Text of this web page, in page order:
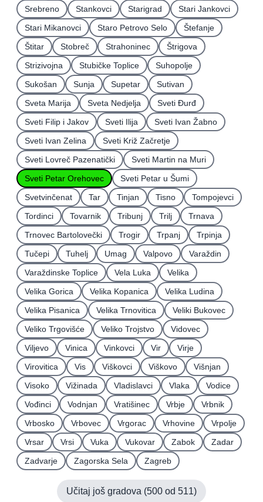
Srebreno
Stankovci Starigrad
Stari Jankovci
Stari Mikanovci
Staro Petrovo Selo
Štefanje
Štitar
Stobreč Strahoninec
Štrigova
Strizivojna
Stubičke Toplice
Suhopolje
Sukošan
Sunja Supetar
Sutivan
Sveta Marija
Sveta Nedjelja
Sveti Ðurđ
Sveti Filip i Jakov
Sveti Ilija
Sveti Ivan Žabno
Sveti Ivan Zelina
Sveti Križ Začretje
Sveti Lovreč Pazenatički
Sveti Martin na Muri
Sveti Petar Orehovec
Sveti Petar u Šumi
Svetvinčenat
Tar Tinjan Tisno
Tompojevci
Tordinci
Tovarnik Tribunj Trilj
Trnava
Trnovec Bartolovečki
Trogir Trpanj
Trpinja
Tučepi
Tuhelj Umag Valpovo
Varaždin
Varaždinske Toplice
Vela Luka
Velika
Velika Gorica
Velika Kopanica
Velika Ludina
Velika Pisanica
Velika Trnovitica
Veliki Bukovec
Veliko Trgovišće
Veliko Trojstvo
Vidovec
Viljevo
Vinica Vinkovci Vir
Virje
Virovitica
Vis Viškovci Viškovo
Višnjan
Visoko
Vižinada Vladislavci Vlaka
Vodice
Vođinci
Vodnjan Vratišinec Vrbje
Vrbnik
Vrbosko
Vrbovec Vrgorac Vrhovine
Vrpolje
Vrsar
Vrsi Vuka Vukovar Zabok
Zadar
Zadvarje
Zagorska Sela Zagreb
Učitaj još gradova (500 od 511)